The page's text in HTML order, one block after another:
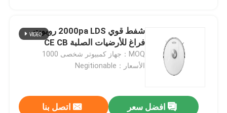
شفط قوي 2000pa LDS روبوت
فراغ للأرضيات الصلبة CE CB
MOQ：جهاز كمبيوتر شخصى 1000
الأسعار：Negitionable
افضل سعر اتصل بنا